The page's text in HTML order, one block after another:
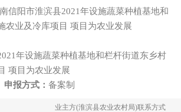
信阳市淮滨县2021年设施蔬菜种植基地和
农业及冷库项目 项目为农业发展
年设施蔬菜种植基地和栏杆街道东乡村
项目为农业发展
申报方式： 备案制
业主方(淮滨县农业农村局)联系方式